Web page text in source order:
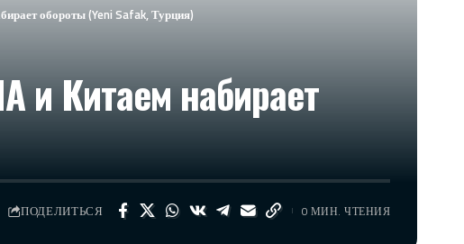
обороты (Yeni Safak, Турция)
и Китаем набирает
ПОДЕЛИТЬСЯ 0 МИН. ЧТЕНИЯ